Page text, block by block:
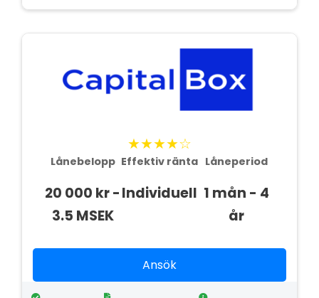
★★★★☆
Lånebelopp
20 000 kr -
3.5 MSEK
Effektiv ränta
Individuell
Låneperiod
1 mån - 4
år
Ansök